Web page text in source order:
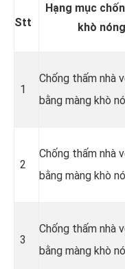
Stt
Hạng mục
khò
1
Chống thấm nhà
bằng màng khò
2
Chống thấm nhà
bằng màng khò
3
Chống thấm nhà
bằng màng khò